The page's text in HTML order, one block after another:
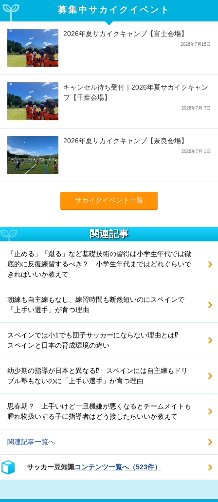
募集中サカイクイベント
2026年夏サカイクキャンプ【富士会場】
2026年7月15日
キャンセル待ち受付｜2026年夏サカイクキャン
プ【千葉会場】
2026年7月 7日
2026年夏サカイクキャンプ【奈良会場】
2026年7月 1日
サカイクイベント一覧
関連記事
「止める」「蹴る」など基礎技術の習得は小学生年代では徹
底的に反復練習するべき？ 小学生年代まではどれぐらいで
きればいいか教えて
朝練も自主練もなし、練習時間も断然短いのにスペインで
「上手い選手」が育つ理由
スペインでは小1でも団子サッカーにならない理由とは⁉
スペインと日本の育成環境の違い
幼少期の指導が日本と異なる⁉ スペインには自主練もドリ
ブル塾もないのに「上手い選手」が育つ理由
思春期？ 上手いけど一旦機嫌が悪くなるとチームメイトも
腫れ物扱いする子に指導者はどう接したらいいか教えて
関連記事一覧へ
サッカー豆知識コンテンツ一覧へ（523件）